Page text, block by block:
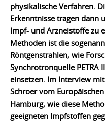
physikalische Verfahren.
Erkenntnisse tragen dann
Impf- und Arzneistoffe zu
Methoden ist die
Röntgenstrahlen, wie
Synchrotronquelle PETRA
einsetzen. Im Interview
Schroer vom
Hamburg, wie diese
geeigneten Impfstoffen